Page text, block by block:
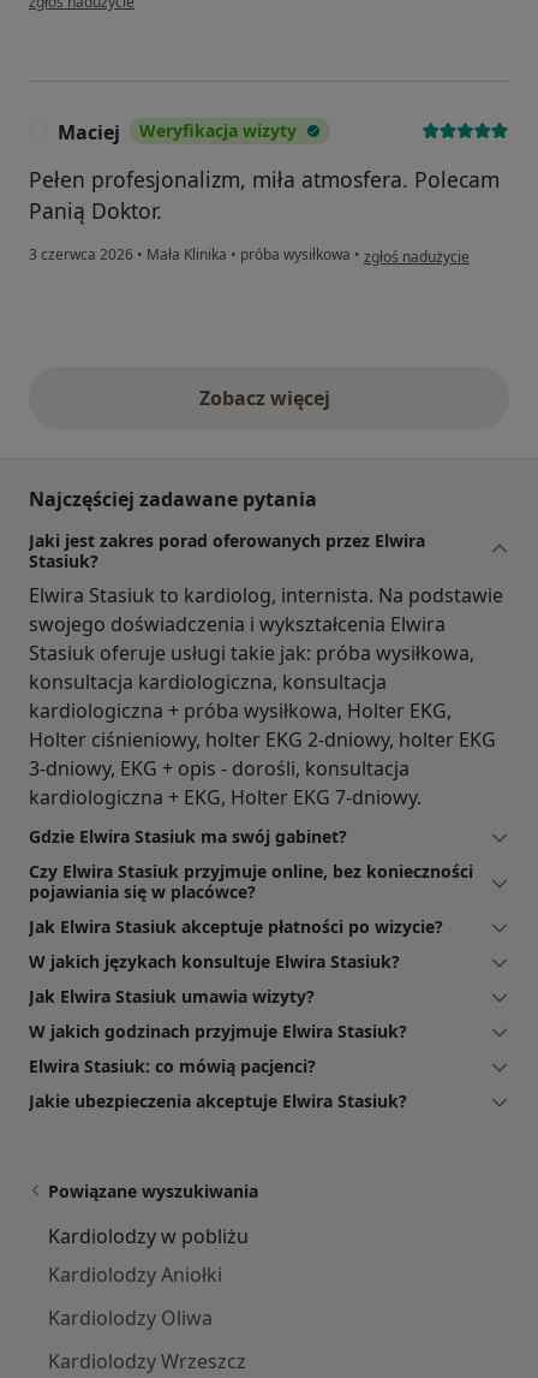
Maciej Weryfikacja wizyty
Pełen profesjonalizm, miła atmosfera. Polecam
Panią Doktor.
3 czerwca 2026 • Mała Klinika • próba wysiłkowa • w opinii użytkownika
zgłoś nadużycie
Zobacz więcejopinie powyżej
Najczęściej zadawane pytania
Jaki jest zakres porad oferowanych przez Elwira
Stasiuk?
Elwira Stasiuk to kardiolog, internista. Na podstawie
swojego doświadczenia i wykształcenia Elwira
Stasiuk oferuje usługi takie jak: próba wysiłkowa,
konsultacja kardiologiczna, konsultacja
kardiologiczna + próba wysiłkowa, Holter EKG,
Holter ciśnieniowy, holter EKG 2-dniowy, holter EKG
3-dniowy, EKG + opis - dorośli, konsultacja
kardiologiczna + EKG, Holter EKG 7-dniowy.
Gdzie Elwira Stasiuk ma swój gabinet?
Czy Elwira Stasiuk przyjmuje online, bez konieczności
pojawiania się w placówce?
Jak Elwira Stasiuk akceptuje płatności po wizycie?
W jakich językach konsultuje Elwira Stasiuk?
Jak Elwira Stasiuk umawia wizyty?
W jakich godzinach przyjmuje Elwira Stasiuk?
Elwira Stasiuk: co mówią pacjenci?
Jakie ubezpieczenia akceptuje Elwira Stasiuk?
Powiązane wyszukiwania
Kardiolodzy w pobliżu
Kardiolodzy Aniołki
Kardiolodzy Oliwa
Kardiolodzy Wrzeszcz